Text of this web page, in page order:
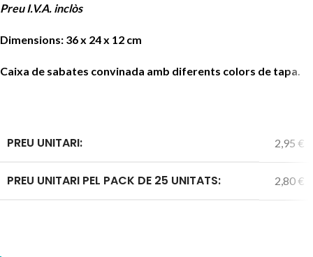
Preu I.V.A. inclòs
Dimensions: 36 x 24 x 12 cm
Caixa de sabates convinada amb diferents colors de tapa.
PREU UNITARI: 2,95 €
PREU UNITARI PEL PACK DE 25 UNITATS: 2,80 €